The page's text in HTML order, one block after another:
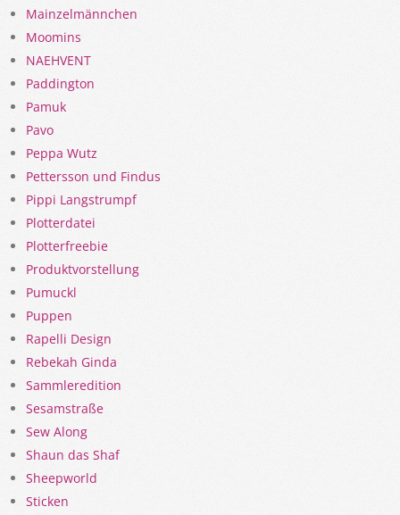
Mainzelmännchen
Moomins
NAEHVENT
Paddington
Pamuk
Pavo
Peppa Wutz
Pettersson und Findus
Pippi Langstrumpf
Plotterdatei
Plotterfreebie
Produktvorstellung
Pumuckl
Puppen
Rapelli Design
Rebekah Ginda
Sammleredition
Sesamstraße
Sew Along
Shaun das Shaf
Sheepworld
Sticken